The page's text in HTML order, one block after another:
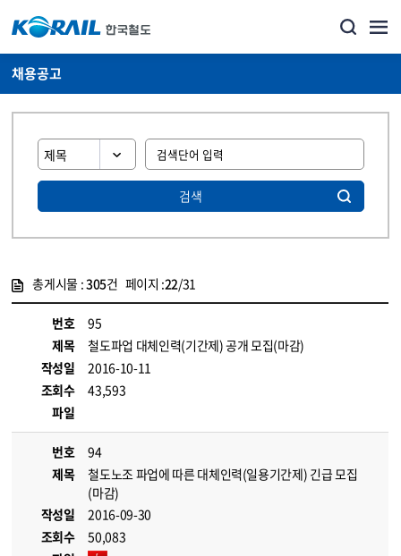
채용공고
검색
총게시물 :305건 페이지 :22/31
번호
95
제목
철도파업 대체인력(기간제) 공개 모집(마감)
작성일
2016-10-11
조회수
43,593
파일
번호
94
제목
철도노조 파업에 따른 대체인력(일용기간제) 긴급 모집
(마감)
작성일
2016-09-30
조회수
50,083